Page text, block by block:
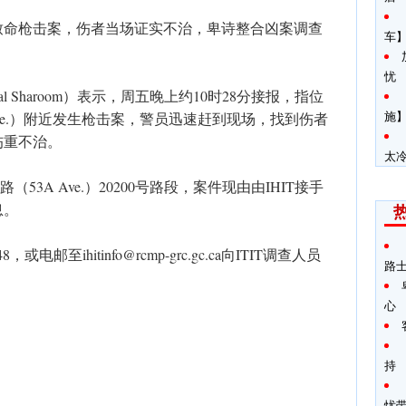
枪击案，伤者当场证实不治，卑诗整合凶案调查
）表示，周五晚上约10时28分接报，指位
）附近发生枪击案，警员迅速赶到现场，找到伤者
不治。
（53A Ave.）20200号路段，案件现由由IHIT接手
，或电邮至ihitinfo@rcmp-grc.gc.ca向ITIT调查人员
车
忧
施
太
路
心
持